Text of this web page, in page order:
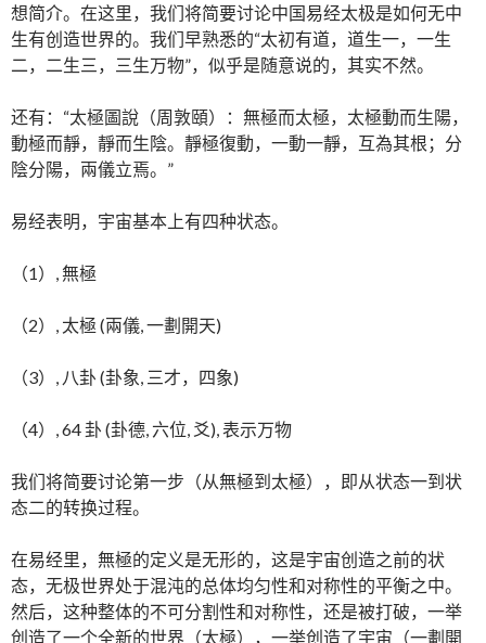
想简介。在这里，我们将简要讨论中国易经太极是如何无中
生有创造世界的。我们早熟悉的“太初有道，道生一，一生
二，二生三，三生万物”，似乎是随意说的，其实不然。
还有：“太極圖說（周敦頤）：無極而太極，太極動而生陽，
動極而靜，靜而生陰。靜極復動，一動一靜，互為其根；分
陰分陽，兩儀立焉。”
易经表明，宇宙基本上有四种状态。
（1）, 無極
（2）, 太極 (兩儀, 一劃開天)
（3）, 八卦 (卦象, 三才，四象)
（4）, 64 卦 (卦德, 六位, 爻), 表示万物
我们将简要讨论第一步（从無極到太極），即从状态一到状
态二的转换过程。
在易经里，無極的定义是无形的，这是宇宙创造之前的状
态，无极世界处于混沌的总体均匀性和对称性的平衡之中。
然后，这种整体的不可分割性和对称性，还是被打破，一举
创造了一个全新的世界（太極），一举创造了宇宙（一劃開